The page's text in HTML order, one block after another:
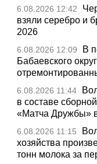
6.08.2026 12:42
взяли серебро и
2026
6.08.2026 12:09
В
Бабаевского
6.08.2026 11:44
в составе
«Матча Дружбы»
6.08.2026 11:15
хозяйства
тонн молока за